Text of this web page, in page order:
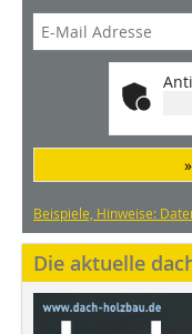
Beispiele, Hinweise:
Die aktuelle